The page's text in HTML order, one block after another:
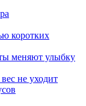
коротких
меняют улыбку
не уходит